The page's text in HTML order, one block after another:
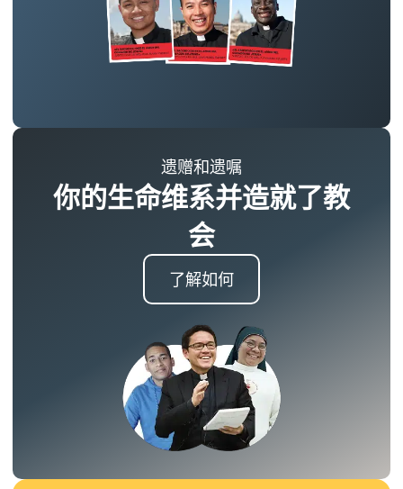
遗赠和遗嘱
你的生命维系并造就了教
会
了解如何